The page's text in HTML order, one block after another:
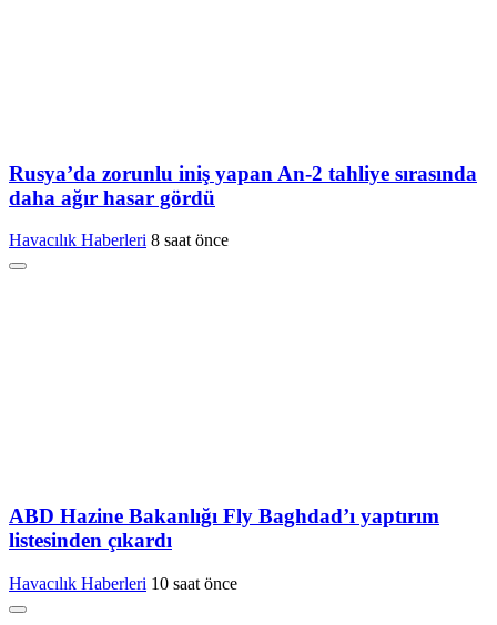
Rusya’da zorunlu iniş yapan An-2 tahliye sırasında
daha ağır hasar gördü
Havacılık Haberleri 8 saat önce
ABD Hazine Bakanlığı Fly Baghdad’ı yaptırım
listesinden çıkardı
Havacılık Haberleri 10 saat önce